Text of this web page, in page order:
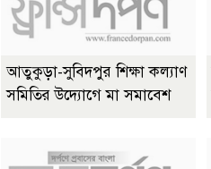
আতুকুড়া-সুবিদপুর শিক্ষা কল্যাণ
সমিতির উদ্যোগে মা সমাবেশ